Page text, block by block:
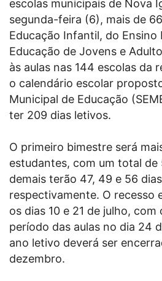
escolas municipais de Nova
segunda-feira (6), mais de
Educação Infantil, do Ensino
Educação de Jovens e
às aulas nas 144 escolas da
o calendário escolar
Municipal de Educação
ter 209 dias letivos.
O primeiro bimestre será
estudantes, com um total de
demais terão 47, 49 e 56
respectivamente. O recesso
os dias 10 e 21 de julho, com
período das aulas no dia 24
ano letivo deverá ser
dezembro.